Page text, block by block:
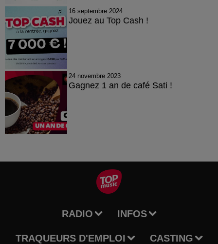
16 septembre 2024
Jouez au Top Cash !
24 novembre 2023
Gagnez 1 an de café Sati !
RADIO INFOS
TRAQUEURS D'EMPLOI CASTING